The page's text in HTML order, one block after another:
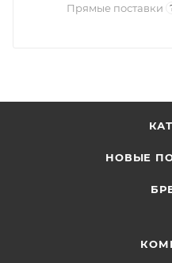
Прямые поставки
НОВЫЕ